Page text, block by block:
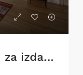
Četvorosoban stan za izdavanje na Dorćolu, 81m2